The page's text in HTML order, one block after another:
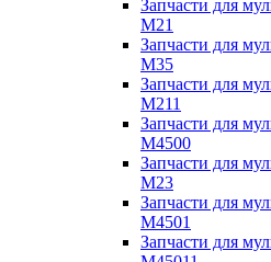
Запчасти для
M21
Запчасти для
M35
Запчасти для
M211
Запчасти для
M4500
Запчасти для
M23
Запчасти для
M4501
Запчасти для